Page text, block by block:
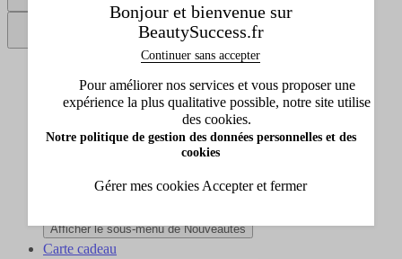
Afficher le sous-menu de Tous les produits
Idées cadeaux
Afficher le sous-menu de Idées cadeaux
Marques
Afficher le sous-menu de Marques
Afficher le sous-menu de Promos
Afficher le sous-menu de Nouveautés
Carte cadeau
Bonjour et bienvenue sur
BeautySuccess.fr
Continuer sans accepter
Pour améliorer nos services et vous proposer une
expérience la plus qualitative possible, notre site utilise
des cookies.
Notre politique de gestion des données personnelles et des
cookies
Gérer mes cookies Accepter et fermer